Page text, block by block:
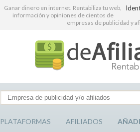
Ganar dinero en internet. Rentabiliza tu web,
información y opiniones de cientos de
empresas de publicidad y
PLATAFORMAS AFILIADOS